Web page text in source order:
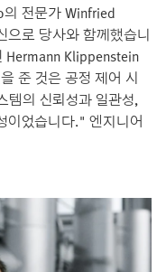
전문가 Winfried
으로 당사와 함께했습니
Klippenstein
준 것은 공정 제어 시
템의 신뢰성과 일관성,
이었습니다." 엔지니어